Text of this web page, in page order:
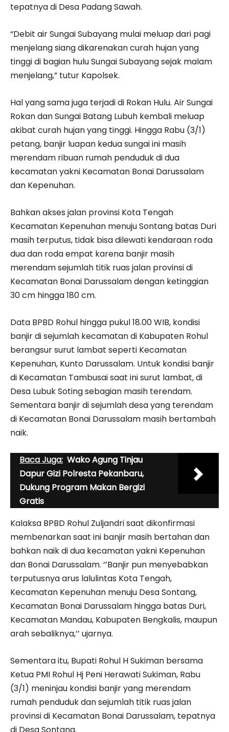
tepatnya di Desa Padang Sawah.
“Debit air Sungai Subayang mulai meluap dari pagi
menjelang siang dikarenakan curah hujan yang
tinggi di bagian hulu Sungai Subayang sejak malam
menjelang,” tutur Kapolsek.
Hal yang sama juga terjadi di Rokan Hulu. Air Sungai
Rokan dan Sungai Batang Lubuh kembali meluap
akibat curah hujan yang tinggi. Hingga Rabu (3/1)
petang, banjir luapan kedua sungai ini masih
merendam ribuan rumah penduduk di dua
kecamatan yakni Kecamatan Bonai Darussalam
dan Kepenuhan.
Bahkan akses jalan provinsi Kota Tengah
Kecamatan Kepenuhan menuju Sontang batas Duri
masih terputus, tidak bisa dilewati kendaraan roda
dua dan roda empat karena banjir masih
merendam sejumlah titik ruas jalan provinsi di
Kecamatan Bonai Darussalam dengan ketinggian
30 cm hingga 180 cm.
Data BPBD Rohul hingga pukul 18.00 WIB, kondisi
banjir di sejumlah kecamatan di Kabupaten Rohul
berangsur surut lambat seperti Kecamatan
Kepenuhan, Kunto Darussalam. Untuk kondisi banjir
di Kecamatan Tambusai saat ini surut lambat, di
Desa Lubuk Soting sebagian masih terendam.
Sementara banjir di sejumlah desa yang terendam
di Kecamatan Bonai Darussalam masih bertambah
naik.
Baca Juga: Wako Agung Tinjau
Dapur Gizi Polresta Pekanbaru,
Dukung Program Makan Bergizi
Gratis
Kalaksa BPBD Rohul Zuljandri saat dikonfirmasi
membenarkan saat ini banjir masih bertahan dan
bahkan naik di dua kecamatan yakni Kepenuhan
dan Bonai Darussalam. ‘’Banjir pun menyebabkan
terputusnya arus lalulintas Kota Tengah,
Kecamatan Kepenuhan menuju Desa Sontang,
Kecamatan Bonai Darussalam hingga batas Duri,
Kecamatan Mandau, Kabupaten Bengkalis, maupun
arah sebaliknya,’’ ujarnya.
Sementara itu, Bupati Rohul H Sukiman bersama
Ketua PMI Rohul Hj Peni Herawati Sukiman, Rabu
(3/1) meninjau kondisi banjir yang merendam
rumah penduduk dan sejumlah titik ruas jalan
provinsi di Kecamatan Bonai Darussalam, tepatnya